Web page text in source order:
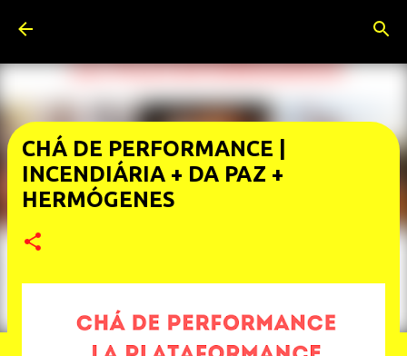
CHÁ DE PERFORMANCE |
INCENDIÁRIA + DA PAZ +
HERMÓGENES